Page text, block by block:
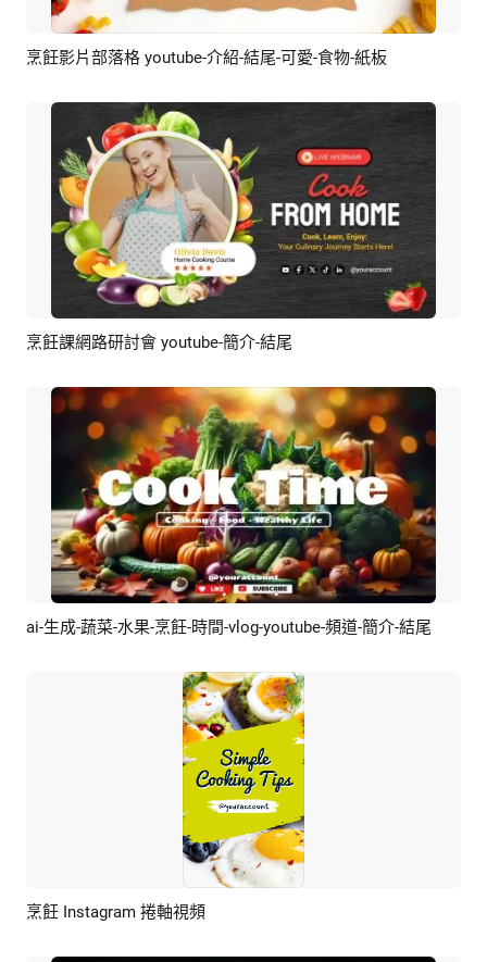
預覽 AI剪同款
烹飪影片部落格 youtube-介紹-結尾-可愛-食物-紙板
預覽 AI剪同款
烹飪課網路研討會 youtube-簡介-結尾
預覽 AI剪同款
ai-生成-蔬菜-水果-烹飪-時間-vlog-youtube-頻道-簡介-結尾
預覽
烹飪 Instagram 捲軸視頻